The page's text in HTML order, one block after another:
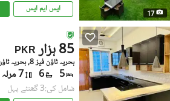
17 ایس ایم ایس
PKR 85 ہزار
بحریہ ٹاؤن فیز 8, بحریہ ٹاؤن راولپنڈی
5
6 7 مرلہ
شامل کی:3 گھنٹے پہل